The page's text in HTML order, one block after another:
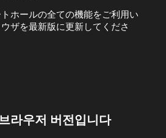
ホールの全ての機能をご利用い
ザを最新版に更新してくださ
라우저 버전입니다